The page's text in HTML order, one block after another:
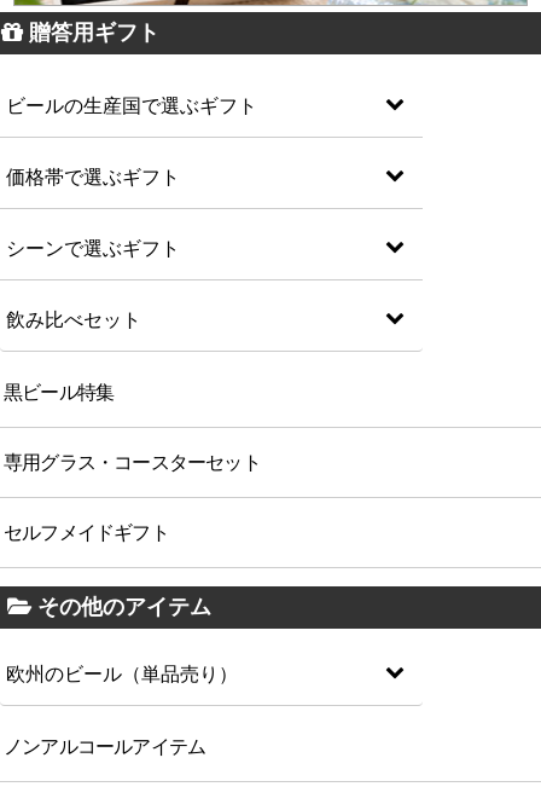
贈答用ギフト
ビールの生産国で選ぶギフト
価格帯で選ぶギフト
シーンで選ぶギフト
飲み比べセット
黒ビール特集
専用グラス・コースターセット
セルフメイドギフト
その他のアイテム
欧州のビール（単品売り）
ノンアルコールアイテム